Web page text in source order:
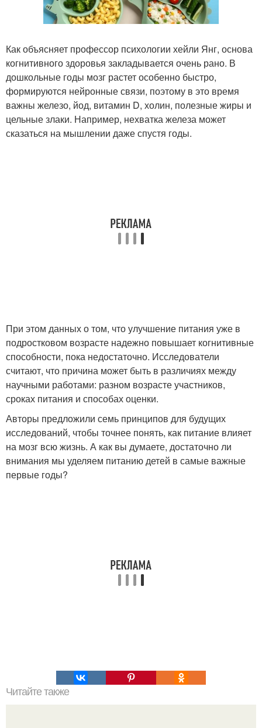
Как объясняет профессор психологии хейли Янг, основа
когнитивного здоровья закладывается очень рано. В
дошкольные годы мозг растет особенно быстро,
формируются нейронные связи, поэтому в это время
важны железо, йод, витамин D, холин, полезные жиры и
цельные злаки. Например, нехватка железа может
сказаться на мышлении даже спустя годы.
При этом данных о том, что улучшение питания уже в
подростковом возрасте надежно повышает когнитивные
способности, пока недостаточно. Исследователи
считают, что причина может быть в различиях между
научными работами: разном возрасте участников,
сроках питания и способах оценки.
Авторы предложили семь принципов для будущих
исследований, чтобы точнее понять, как питание влияет
на мозг всю жизнь. А как вы думаете, достаточно ли
внимания мы уделяем питанию детей в самые важные
первые годы?
Читайте также